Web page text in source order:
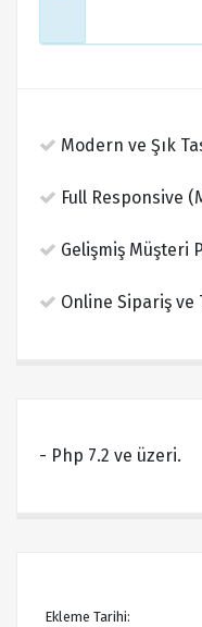
Modern ve Şık
Full Responsive
Gelişmiş Müşteri
Online Sipariş ve
- Php 7.2 ve üzeri.
Ekleme Tarihi: